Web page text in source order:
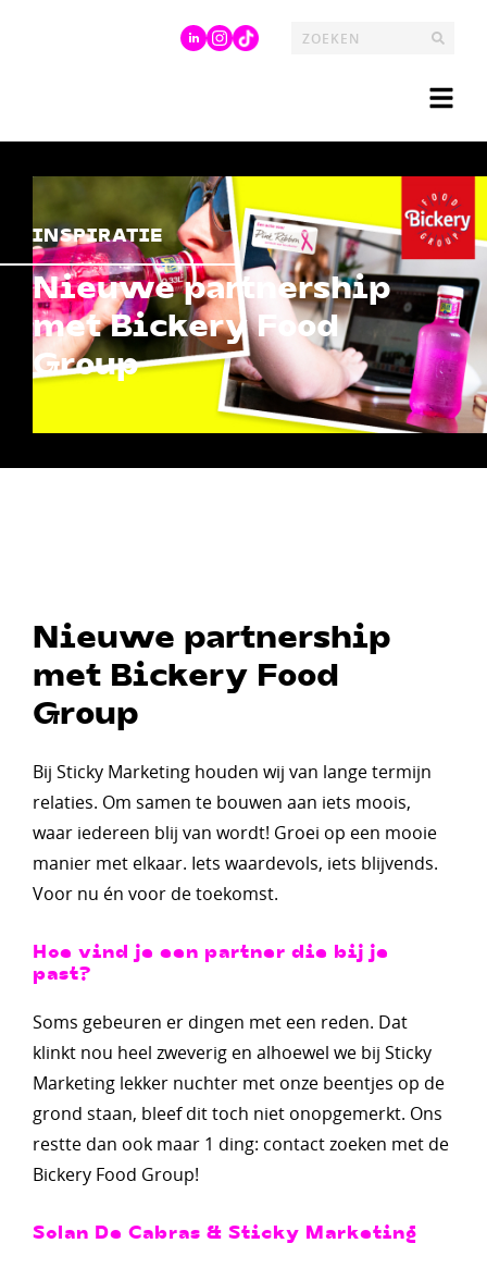
INSPIRATIE
Nieuwe partnership
met Bickery Food
Group
Nieuwe partnership
met Bickery Food
Group
Bij Sticky Marketing houden wij van lange termijn
relaties. Om samen te bouwen aan iets moois,
waar iedereen blij van wordt! Groei op een mooie
manier met elkaar. Iets waardevols, iets blijvends.
Voor nu én voor de toekomst.
Hoe vind je een partner die bij je
past?
Soms gebeuren er dingen met een reden. Dat
klinkt nou heel zweverig en alhoewel we bij Sticky
Marketing lekker nuchter met onze beentjes op de
grond staan, bleef dit toch niet onopgemerkt. Ons
restte dan ook maar 1 ding: contact zoeken met de
Bickery Food Group!
Solan De Cabras & Sticky Marketing